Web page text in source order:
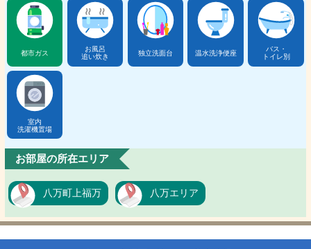
都市ガス
お風呂
追い炊き
独立洗面台 温水洗浄便座
バス・
トイレ別
室内
洗濯機置場
お部屋の所在エリア
八万町上福万 八万エリア